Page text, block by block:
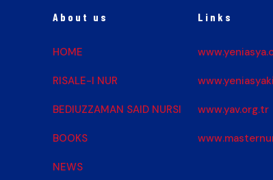
About us
HOME
RISALE-I NUR
BEDIUZZAMAN SAID NURSI
BOOKS
NEWS
Links
www.yav.org.tr